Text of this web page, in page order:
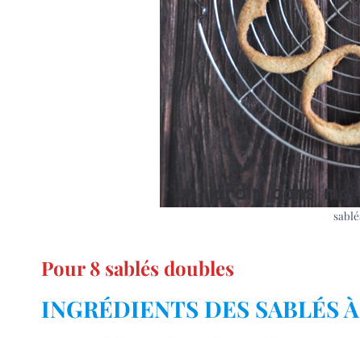
Pour 8 sablés doubles
INGRÉDIENTS DES SABLÉS